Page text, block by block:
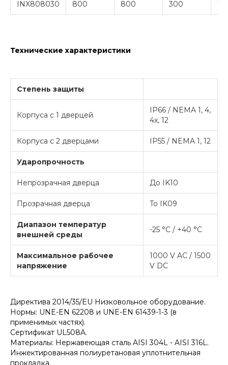
INX808030 800 800 300 1,5
Технические характеристики
Степень защиты
Корпуса с 1 дверцей
IP66 / NEMA 1, 4,
4x, 12
Корпуса с 2 дверцами IP55 / NEMA 1, 12
Ударопрочность
Непрозрачная дверца До IK10
Прозрачная дверца To IK09
Диапазон температур
внешней среды
-25 °C / +40 °C
Максимальное рабочее
напряжение
1000 V AC / 1500
V DC
Директива 2014/35/EU Низковольное оборудование.
Нормы: UNE-EN 62208 и UNE-EN 61439-1-3 (в
применимых частях).
Сертификат UL508A.
Материалы: Нержавеющая сталь AISI 304L - AISI 316L.
Инжектированная полиуретановая уплотнительная
прокладка.